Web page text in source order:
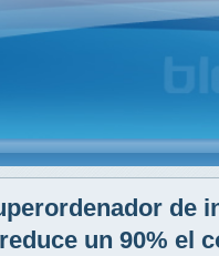
de
un 90% el